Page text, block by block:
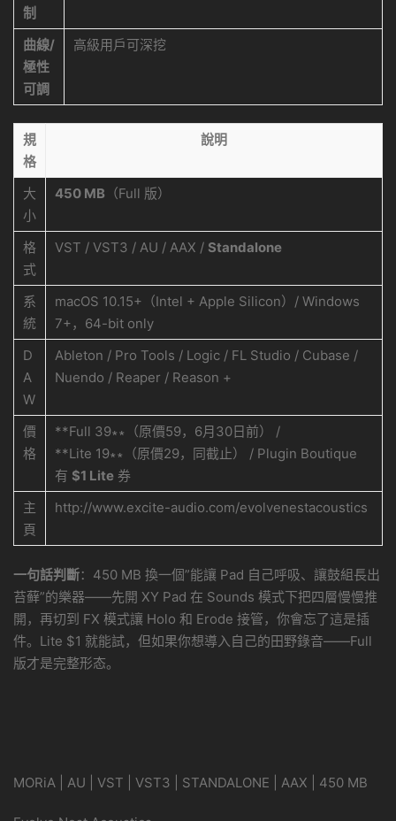
制
曲線/
極性
可調
高級用戶可深挖
規
格
說明
大
小
450 MB （Full 版）
格
式
VST / VST3 / AU / AAX / Standalone
系
統
macOS 10.15+（Intel + Apple Silicon）/ Windows
7+，64-bit only
D
A
W
Ableton / Pro Tools / Logic / FL Studio / Cubase /
Nuendo / Reaper / Reason +
價
格
**Full 39∗∗ （原價59，6月30日前） /
**Lite 19∗∗ （原價29，同截止） / Plugin Boutique
有 $1 Lite 券
主
頁
http://www.excite-audio.com/evolvenestacoustics
一句話判斷：450 MB 換一個”能讓 Pad 自己呼吸、讓鼓組長出
苔藓”的樂器——先開 XY Pad 在 Sounds 模式下把四層慢慢推
開，再切到 FX 模式讓 Holo 和 Erode 接管，你會忘了這是插
件。Lite $1 就能試，但如果你想導入自己的田野錄音——Full
版才是完整形态。
MORiA | AU | VST | VST3 | STANDALONE | AAX | 450 MB